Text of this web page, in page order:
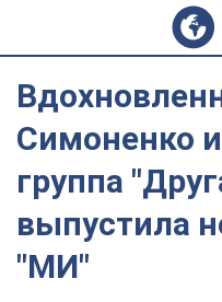
Симоненко
группа
выпустила
"МИ"